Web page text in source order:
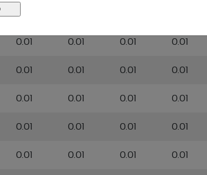
0.01
0.01 0.01 0.01 0.01
0.01 0.01 0.01 0.01
0.01 0.01 0.01 0.01
0.01 0.01 0.01 0.01
0.01 0.01 0.01 0.01